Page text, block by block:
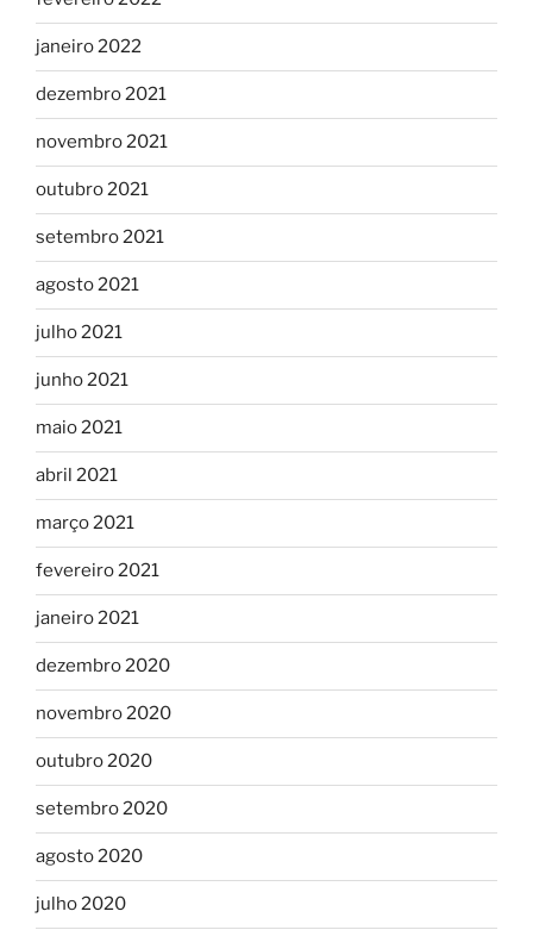
janeiro 2022
dezembro 2021
novembro 2021
outubro 2021
setembro 2021
agosto 2021
julho 2021
junho 2021
maio 2021
abril 2021
março 2021
fevereiro 2021
janeiro 2021
dezembro 2020
novembro 2020
outubro 2020
setembro 2020
agosto 2020
julho 2020